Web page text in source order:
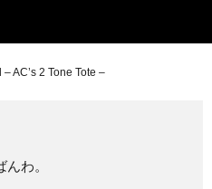
AC’s 2 Tone Tote –
わ。